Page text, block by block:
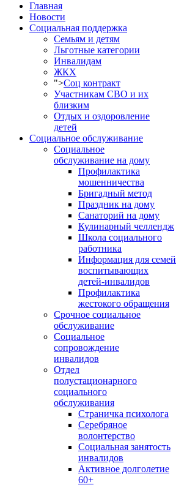
Главная
Новости
Социальная поддержка
Семьям и детям
Льготные категории
Инвалидам
ЖКХ
">Соц контракт
Участникам СВО и их
близким
Отдых и оздоровление
детей
Социальное обслуживание
Социальное
обслуживание на дому
Профилактика
мошенничества
Бригадный метод
Праздник на дому
Санаторий на дому
Кулинарный челлендж
Школа социального
работника
Информация для семей
воспитывающих
детей-инвалидов
Профилактика
жестокого обращения
Срочное социальное
обслуживание
Социальное
сопровождение
инвалидов
Отдел
полустационарного
социального
обслуживания
Страничка психолога
Серебряное
волонтерство
Социальная занятость
инвалидов
Активное долголетие
60+